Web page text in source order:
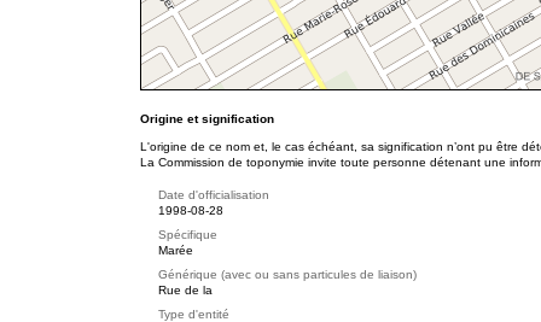
Origine et signification
L'origine de ce nom et, le cas échéant, sa signification n’ont pu être
La Commission de toponymie invite toute personne détenant une
Date d'officialisation
1998-08-28
Spécifique
Marée
Générique (avec ou sans particules de liaison)
Rue de la
Type d'entité